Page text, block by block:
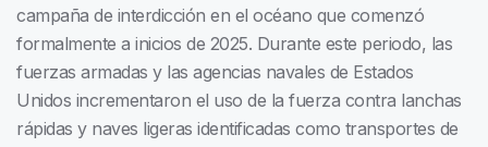
campaña de interdicción en el océano que comenzó
formalmente a inicios de 2025. Durante este periodo, las
fuerzas armadas y las agencias navales de Estados
Unidos incrementaron el uso de la fuerza contra lanchas
rápidas y naves ligeras identificadas como transportes de